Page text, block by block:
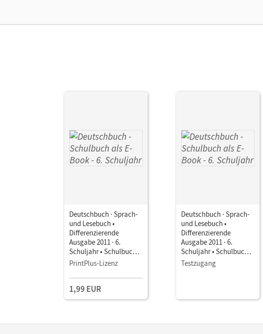
Deutschbuch · Sprach-
und Lesebuch •
Differenzierende
Ausgabe 2011 · 6.
Schuljahr • Schulbuch
als E-Book
PrintPlus-Lizenz
1,99 EUR
Deutschbuch · Sprach-
und Lesebuch •
Differenzierende
Ausgabe 2011 · 6.
Schuljahr • Schulbuch
als E-Book
Testzugang